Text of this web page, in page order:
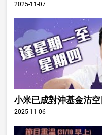
2025-11-07
小米已成對沖基金沽
2025-11-06